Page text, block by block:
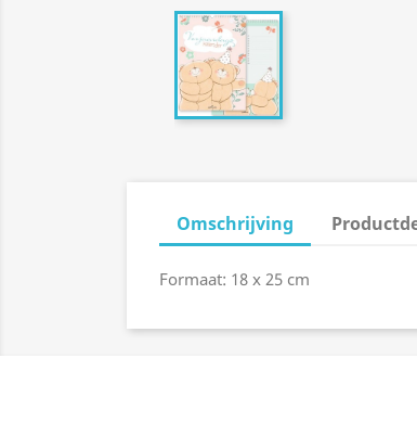
Omschrijving
Formaat: 18 x 25 cm